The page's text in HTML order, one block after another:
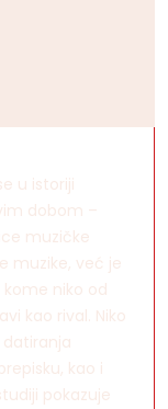
u istoriji
dobom –
muzičke
muzike, već je
niko od
kao rival. Niko
kao i
pokazuje